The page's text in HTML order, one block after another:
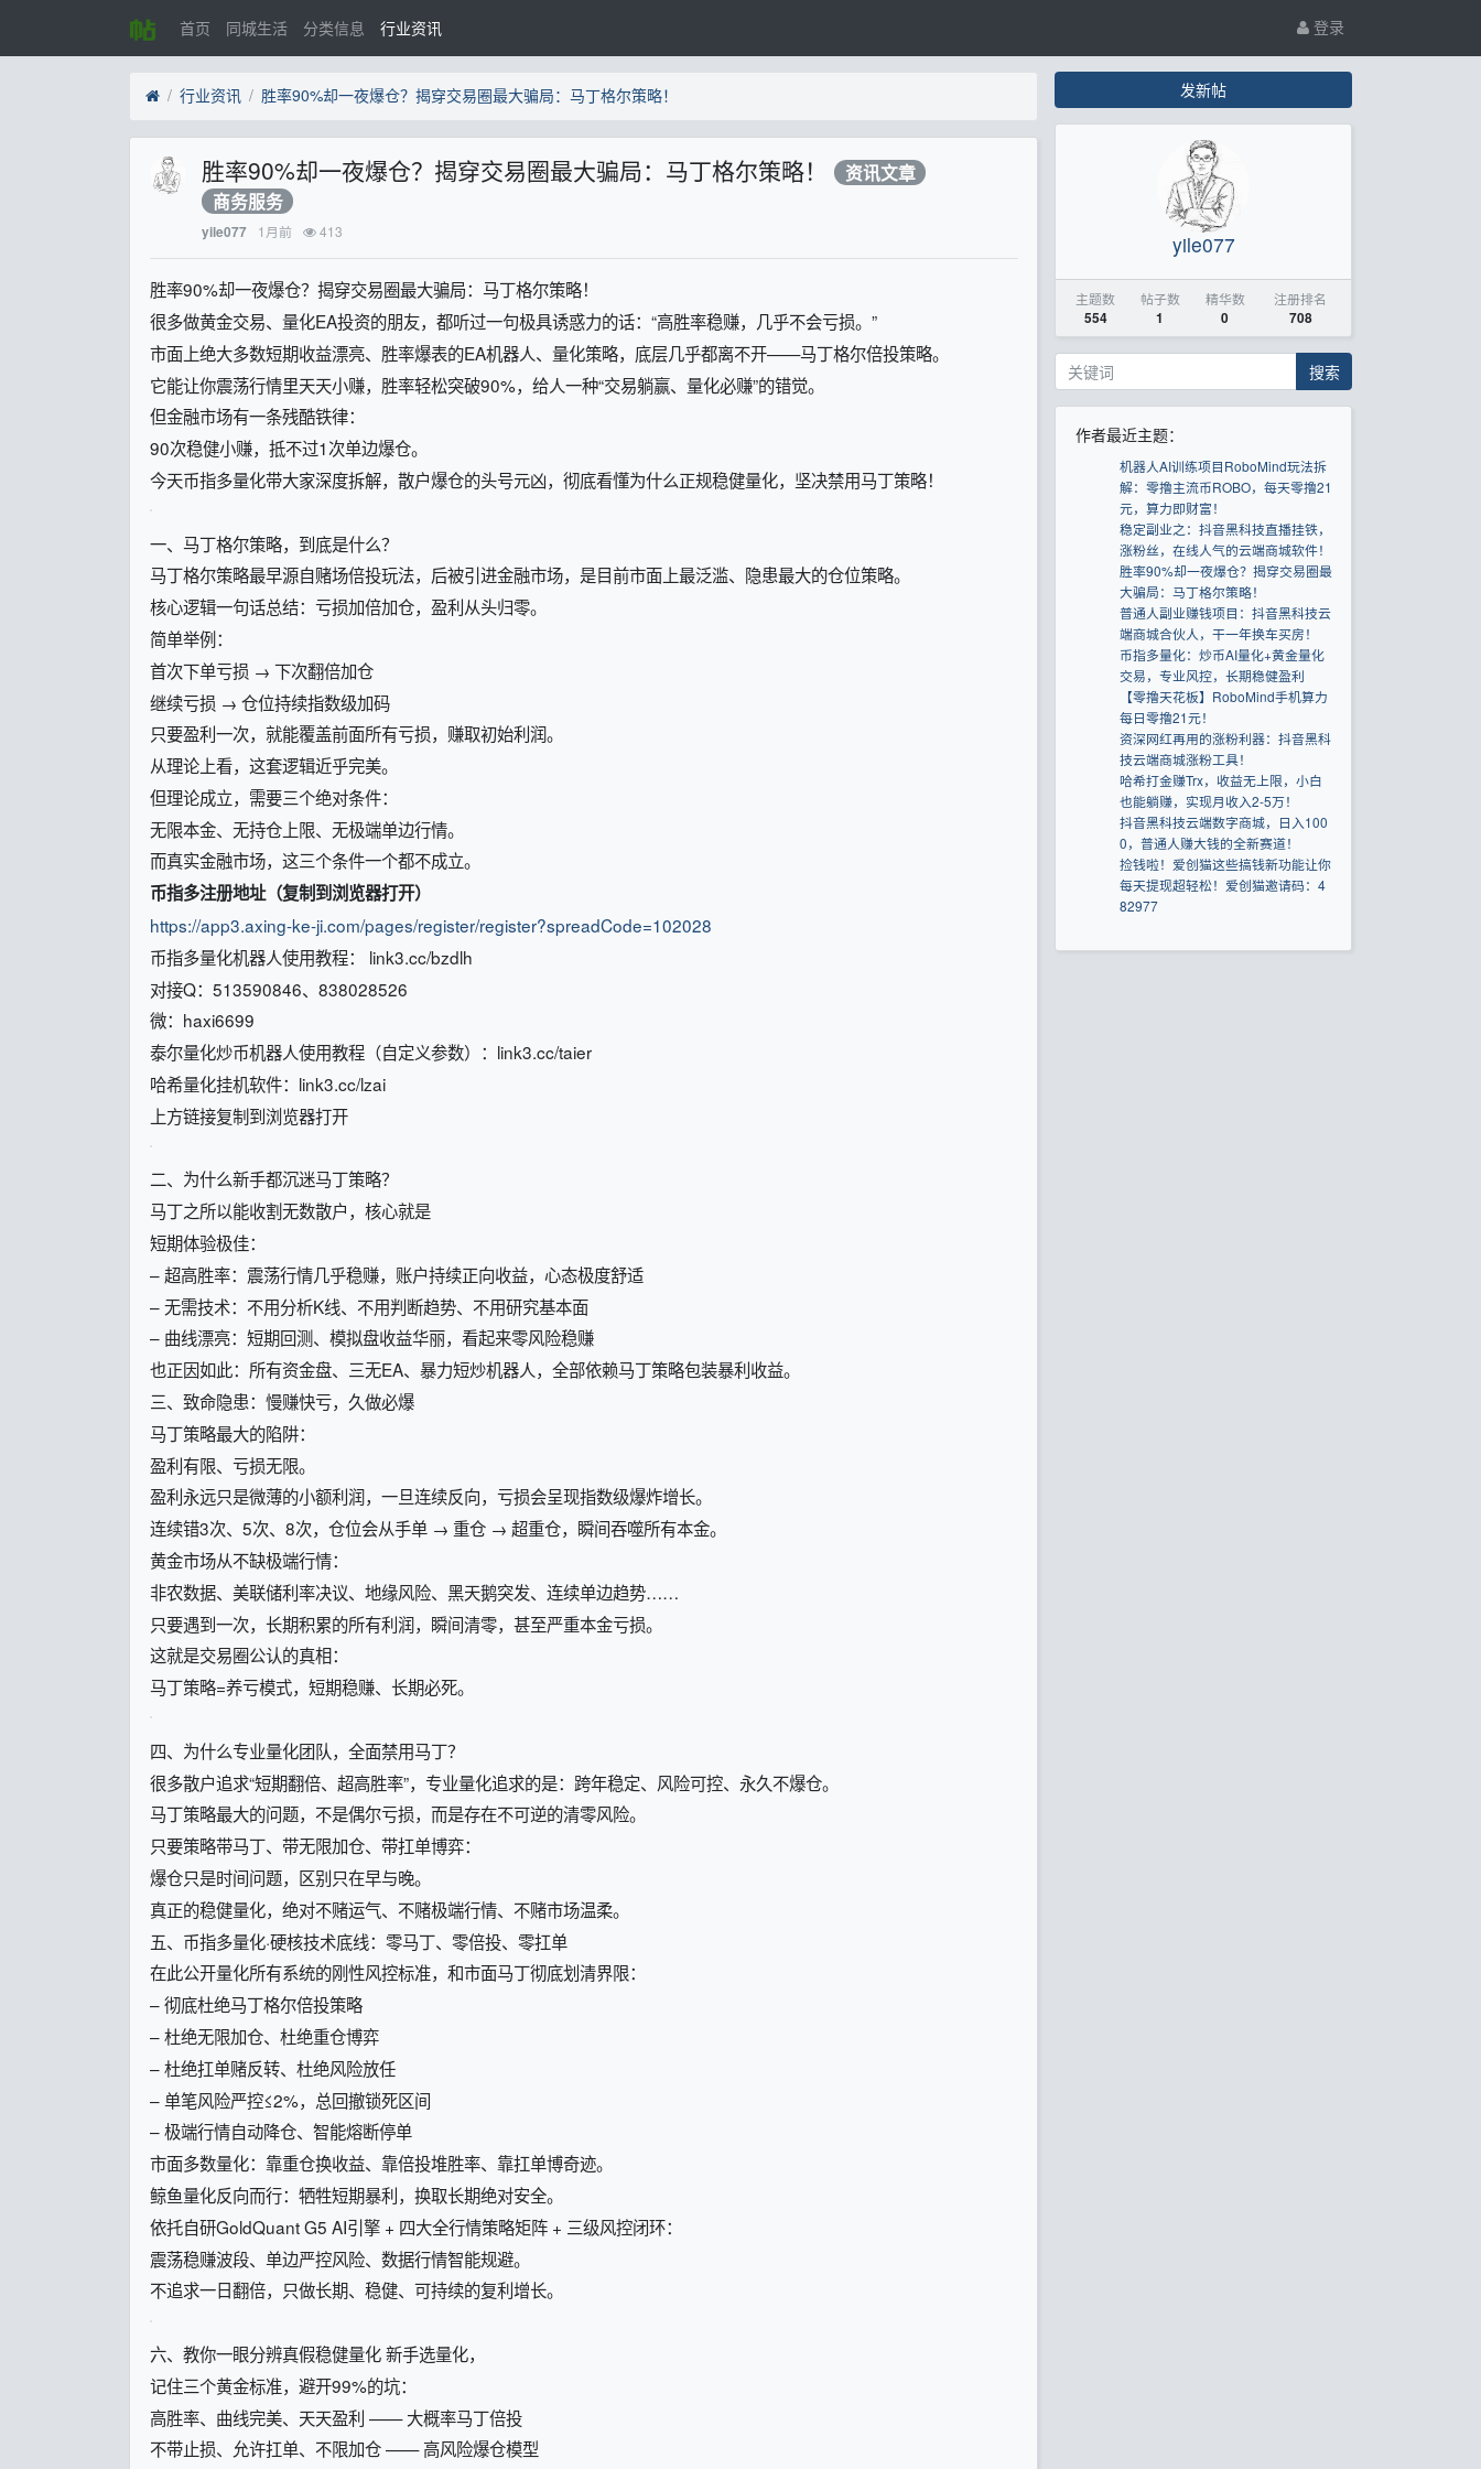
首页 同城生活 分类信息 行业资讯 登录
行业资讯 胜率90%却一夜爆仓？揭穿交易圈最大骗局：马丁格尔策略！
胜率90%却一夜爆仓？揭穿交易圈最大骗局：马丁格尔策略！ 资讯文章
商务服务
yile077 1月前 413
胜率90%却一夜爆仓？揭穿交易圈最大骗局：马丁格尔策略！
很多做黄金交易、量化EA投资的朋友，都听过一句极具诱惑力的话：“高胜率稳赚，几乎不会亏损。”
市面上绝大多数短期收益漂亮、胜率爆表的EA机器人、量化策略，底层几乎都离不开——马丁格尔倍投策略。
它能让你震荡行情里天天小赚，胜率轻松突破90%，给人一种“交易躺赢、量化必赚”的错觉。
但金融市场有一条残酷铁律：
90次稳健小赚，抵不过1次单边爆仓。
今天币指多量化带大家深度拆解，散户爆仓的头号元凶，彻底看懂为什么正规稳健量化，坚决禁用马丁策略！
一、马丁格尔策略，到底是什么？
马丁格尔策略最早源自赌场倍投玩法，后被引进金融市场，是目前市面上最泛滥、隐患最大的仓位策略。
核心逻辑一句话总结：亏损加倍加仓，盈利从头归零。
简单举例：
首次下单亏损 → 下次翻倍加仓
继续亏损 → 仓位持续指数级加码
只要盈利一次，就能覆盖前面所有亏损，赚取初始利润。
从理论上看，这套逻辑近乎完美。
但理论成立，需要三个绝对条件：
无限本金、无持仓上限、无极端单边行情。
而真实金融市场，这三个条件一个都不成立。
币指多注册地址（复制到浏览器打开）
https://app3.axing-ke-ji.com/pages/register/register?spreadCode=102028
币指多量化机器人使用教程： link3.cc/bzdlh
对接Q：513590846、838028526
微：haxi6699
泰尔量化炒币机器人使用教程（自定义参数）：link3.cc/taier
哈希量化挂机软件：link3.cc/lzai
上方链接复制到浏览器打开
二、为什么新手都沉迷马丁策略？
马丁之所以能收割无数散户，核心就是
短期体验极佳：
– 超高胜率：震荡行情几乎稳赚，账户持续正向收益，心态极度舒适
– 无需技术：不用分析K线、不用判断趋势、不用研究基本面
– 曲线漂亮：短期回测、模拟盘收益华丽，看起来零风险稳赚
也正因如此：所有资金盘、三无EA、暴力短炒机器人，全部依赖马丁策略包装暴利收益。
三、致命隐患：慢赚快亏，久做必爆
马丁策略最大的陷阱：
盈利有限、亏损无限。
盈利永远只是微薄的小额利润，一旦连续反向，亏损会呈现指数级爆炸增长。
连续错3次、5次、8次，仓位会从手单 → 重仓 → 超重仓，瞬间吞噬所有本金。
黄金市场从不缺极端行情：
非农数据、美联储利率决议、地缘风险、黑天鹅突发、连续单边趋势……
只要遇到一次，长期积累的所有利润，瞬间清零，甚至严重本金亏损。
这就是交易圈公认的真相：
马丁策略=养亏模式，短期稳赚、长期必死。
四、为什么专业量化团队，全面禁用马丁？
很多散户追求“短期翻倍、超高胜率”，专业量化追求的是：跨年稳定、风险可控、永久不爆仓。
马丁策略最大的问题，不是偶尔亏损，而是存在不可逆的清零风险。
只要策略带马丁、带无限加仓、带扛单博弈：
爆仓只是时间问题，区别只在早与晚。
真正的稳健量化，绝对不赌运气、不赌极端行情、不赌市场温柔。
五、币指多量化·硬核技术底线：零马丁、零倍投、零扛单
在此公开量化所有系统的刚性风控标准，和市面马丁彻底划清界限：
– 彻底杜绝马丁格尔倍投策略
– 杜绝无限加仓、杜绝重仓博弈
– 杜绝扛单赌反转、杜绝风险放任
– 单笔风险严控≤2%，总回撤锁死区间
– 极端行情自动降仓、智能熔断停单
市面多数量化：靠重仓换收益、靠倍投堆胜率、靠扛单博奇迹。
鲸鱼量化反向而行：牺牲短期暴利，换取长期绝对安全。
依托自研GoldQuant G5 AI引擎 + 四大全行情策略矩阵 + 三级风控闭环：
震荡稳赚波段、单边严控风险、数据行情智能规避。
不追求一日翻倍，只做长期、稳健、可持续的复利增长。
六、教你一眼分辨真假稳健量化 新手选量化，
记住三个黄金标准，避开99%的坑：
高胜率、曲线完美、天天盈利 —— 大概率马丁倍投
不带止损、允许扛单、不限加仓 —— 高风险爆仓模型
发新帖
yile077
主题数
554
帖子数
1
精华数
0
注册排名
708
搜索
作者最近主题：
机器人AI训练项目RoboMind玩法拆
解：零撸主流币ROBO，每天零撸21
元，算力即财富！
稳定副业之：抖音黑科技直播挂铁，
涨粉丝，在线人气的云端商城软件！
胜率90%却一夜爆仓？揭穿交易圈最
大骗局：马丁格尔策略！
普通人副业赚钱项目：抖音黑科技云
端商城合伙人，干一年换车买房！
币指多量化：炒币AI量化+黄金量化
交易，专业风控，长期稳健盈利
【零撸天花板】RoboMind手机算力
每日零撸21元！
资深网红再用的涨粉利器：抖音黑科
技云端商城涨粉工具！
哈希打金赚Trx，收益无上限，小白
也能躺赚，实现月收入2-5万！
抖音黑科技云端数字商城，日入100
0，普通人赚大钱的全新赛道！
捡钱啦！爱创猫这些搞钱新功能让你
每天提现超轻松！爱创猫邀请码：4
82977